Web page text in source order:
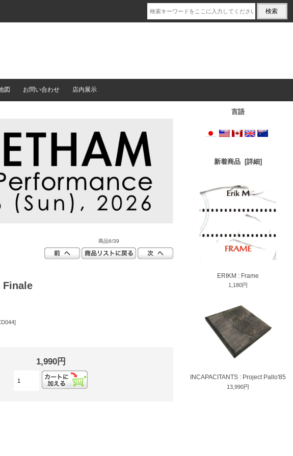
図 お問い合わせ 店内展示
商品6/39
Finale
1,990円
言語
新着商品 [詳細]
ERIKM : Frame
1,180円
INCAPACITANTS : Project Pallo'85
13,990円